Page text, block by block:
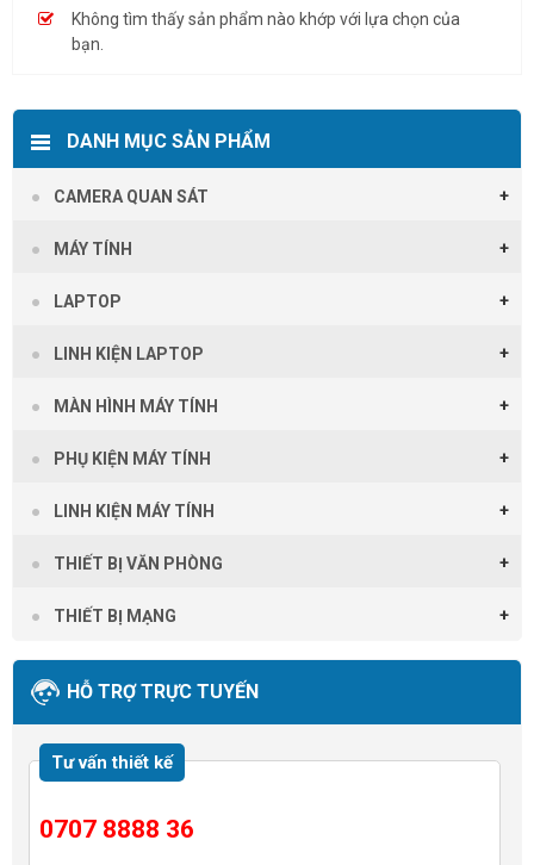
Không tìm thấy sản phẩm nào khớp với lựa chọn của
bạn.
DANH MỤC SẢN PHẨM
CAMERA QUAN SÁT
MÁY TÍNH
LAPTOP
LINH KIỆN LAPTOP
MÀN HÌNH MÁY TÍNH
PHỤ KIỆN MÁY TÍNH
LINH KIỆN MÁY TÍNH
THIẾT BỊ VĂN PHÒNG
THIẾT BỊ MẠNG
HỖ TRỢ TRỰC TUYẾN
Tư vấn thiết kế
0707 8888 36